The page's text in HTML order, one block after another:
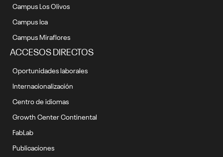
Campus Los Olivos
Campus Ica
Campus Miraflores
ACCESOS DIRECTOS
Oportunidades laborales
Internacionalización
Centro de idiomas
Growth Center Continental
FabLab
Publicaciones